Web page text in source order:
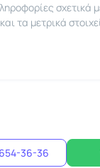
σχετικά
τα μετρικά
36-36